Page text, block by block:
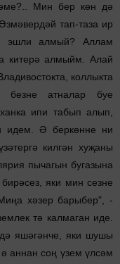
Мин бер көн дә
тап-таза ир
эшли алмый? Аллам
китерә алмыйм. Алай
коллыкта
безне атналар буе
ипи табып алып,
идем. Ә беркөнне ни
килгән хуҗаны
пычагын бугазына
яки мин сезне
хәзер барыбер", -
тә калмаган иде.
яшәгәнче, яки шушы
аннан соң үзем үлсәм